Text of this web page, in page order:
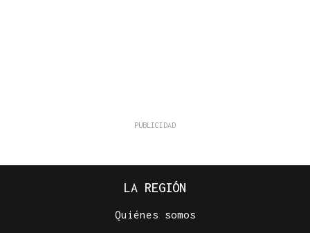
LA REGIÓN
Quiénes somos